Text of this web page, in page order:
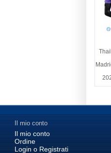
Il mio conto
Il mio conto
Ordine
Login o Registrati